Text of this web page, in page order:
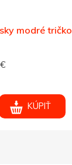
modré tričko
KÚPIŤ